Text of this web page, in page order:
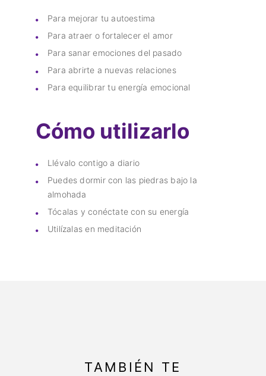
Para mejorar tu autoestima
Para atraer o fortalecer el amor
Para sanar emociones del pasado
Para abrirte a nuevas relaciones
Para equilibrar tu energía emocional
Cómo utilizarlo
Llévalo contigo a diario
Puedes dormir con las piedras bajo la
almohada
Tócalas y conéctate con su energía
Utilízalas en meditación
TAMBIÉN TE